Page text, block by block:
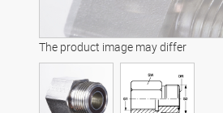
The product image may differ